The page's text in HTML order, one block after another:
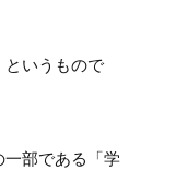
いうもので
部である「学